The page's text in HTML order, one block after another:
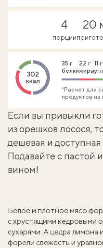
4
порции
20
302
ккал
35 г
белки
22 г
жиры
11 г
*Расчет для
продуктов
Если вы привыкли
из орешков лосося,
дешевая и доступная
Подавайте с пастой
вином!
Белое и плотное мясо
с хрустящими кедровыми
сухарями. А цедра
форели свежесть и